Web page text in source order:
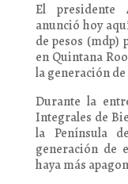
El presidente
anunció hoy
de pesos (mdp)
en Quintana
la generación
Durante la
Integrales de
la Península
generación de
haya más